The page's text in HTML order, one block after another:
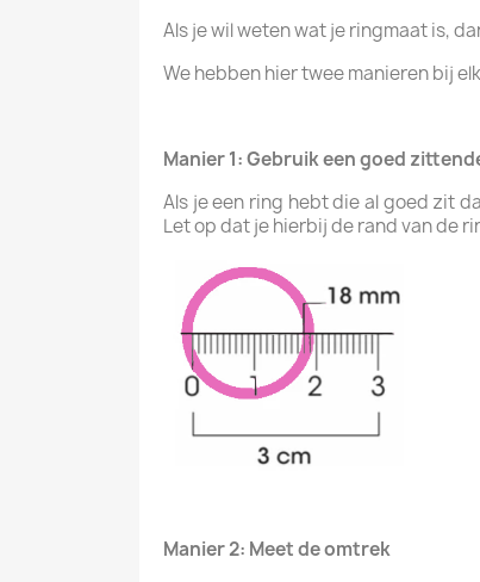
Als je wil weten wat je ringmaat is,
We hebben hier twee manieren bij
Manier 1: Gebruik een goed
Als je een ring hebt die al goed zit
Let op dat je hierbij de rand van de
Manier 2: Meet de omtrek